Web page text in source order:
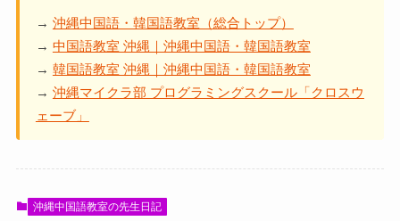
→ 沖縄中国語・韓国語教室（総合トップ）
→ 中国語教室 沖縄｜沖縄中国語・韓国語教室
→ 韓国語教室 沖縄｜沖縄中国語・韓国語教室
→ 沖縄マイクラ部 プログラミングスクール「クロスウ
ェーブ」
沖縄中国語教室の先生日記